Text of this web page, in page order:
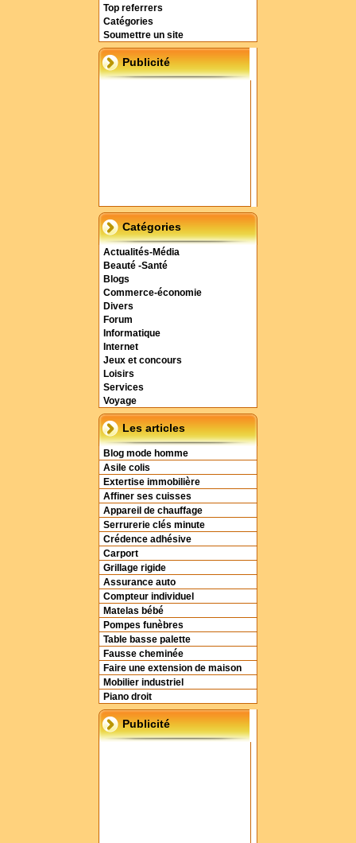
Top referrers
Catégories
Soumettre un site
Publicité
Catégories
Actualités-Média
Beauté -Santé
Blogs
Commerce-économie
Divers
Forum
Informatique
Internet
Jeux et concours
Loisirs
Services
Voyage
Les articles
Blog mode homme
Asile colis
Extertise immobilière
Affiner ses cuisses
Appareil de chauffage
Serrurerie clés minute
Crédence adhésive
Carport
Grillage rigide
Assurance auto
Compteur individuel
Matelas bébé
Pompes funèbres
Table basse palette
Fausse cheminée
Faire une extension de maison
Mobilier industriel
Piano droit
Publicité